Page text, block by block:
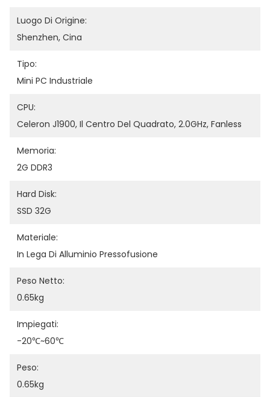
Luogo Di Origine:
Shenzhen, Cina
Tipo:
Mini PC Industriale
CPU:
Celeron J1900, Il Centro Del Quadrato, 2.0GHz, Fanless
Memoria:
2G DDR3
Hard Disk:
SSD 32G
Materiale:
In Lega Di Alluminio Pressofusione
Peso Netto:
0.65kg
Impiegati:
-20℃~60℃
Peso:
0.65kg